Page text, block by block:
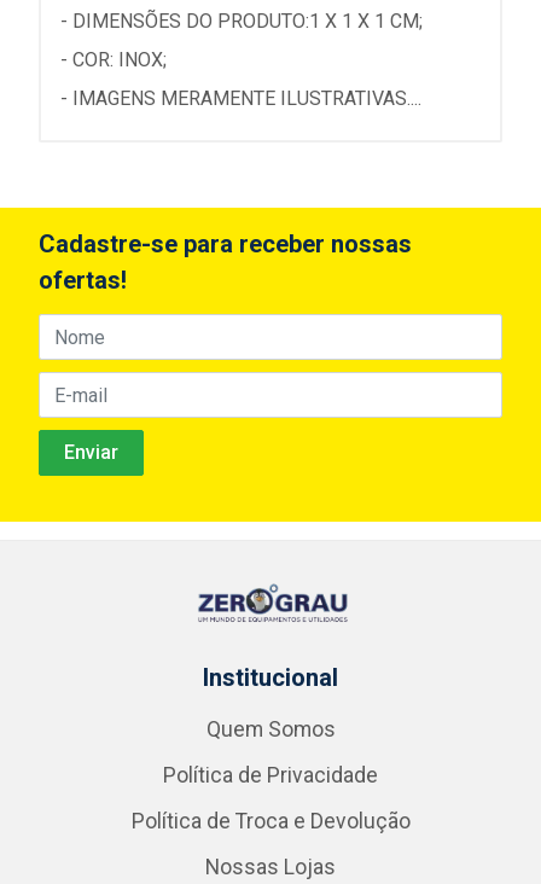
- DIMENSÕES DO PRODUTO:1 X 1 X 1 CM;
- COR: INOX;
- IMAGENS MERAMENTE ILUSTRATIVAS....
Cadastre-se para receber nossas
ofertas!
Institucional
Quem Somos
Política de Privacidade
Política de Troca e Devolução
Nossas Lojas